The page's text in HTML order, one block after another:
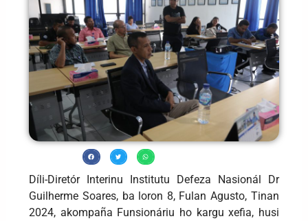
Díli-Diretór Interinu Institutu Defeza Nasionál Dr
Guilherme Soares, ba loron 8, Fulan Agusto, Tinan
2024, akompaña Funsionáriu ho kargu xefia, husi